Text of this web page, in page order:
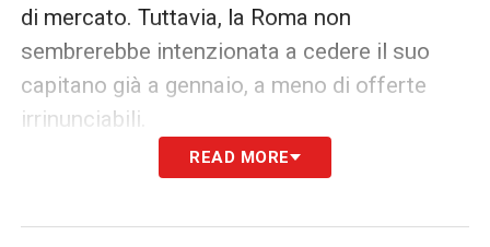
di mercato. Tuttavia, la Roma non
sembrerebbe intenzionata a cedere il suo
capitano già a gennaio, a meno di offerte
irrinunciabili.
Nonostante le incertezze legate al
READ MORE